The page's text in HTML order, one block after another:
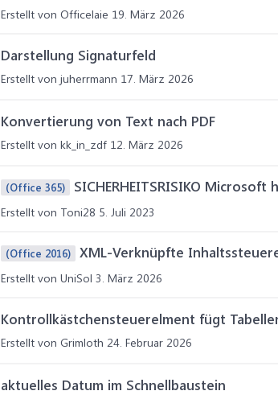
Erstellt von Officelaie 19. März 2026
Darstellung Signaturfeld
Erstellt von juherrmann 17. März 2026
Konvertierung von Text nach PDF
Erstellt von kk_in_zdf 12. März 2026
(Office 365) SICHERHEITSRISIKO
Erstellt von Toni28 5. Juli 2023
(Office 2016) XML-Verknüpfte
Erstellt von UniSol 3. März 2026
Kontrollkästchensteuerelment fügt
Erstellt von Grimloth 24. Februar 2026
aktuelles Datum im Schnellbaustein